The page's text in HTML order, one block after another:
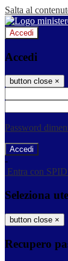
Salta al
Accedi
Accedi
button close ×
Password
-
Entra con SPID
Seleziona
button close ×
Recupero